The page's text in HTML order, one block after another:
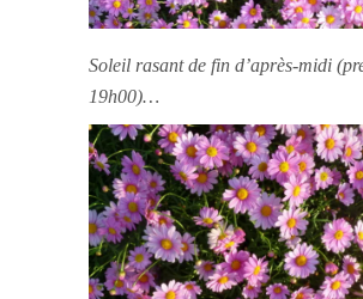
Soleil rasant de fin d’après-midi
19h00)…